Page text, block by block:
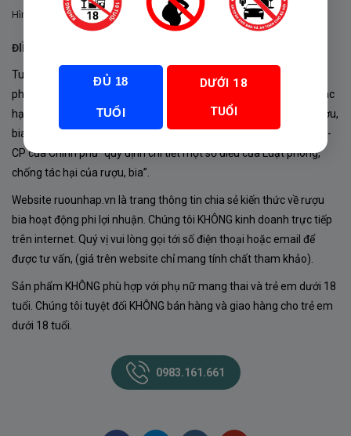
Hình thức thanh toán
ĐIỀU KHOẢN VÀ CHÍNH SÁCH
Tuân thủ Nghị định 105/2017/NĐ-CP ngày 14/9/2017 của Chính
phủ về sản xuất, kinh doanh rượu. Tuân thủ Luật “phòng chống tác
hại của rượu, bia” số 44/2019/QH14-Điều 16 về “điều kiện bán rượu,
bia theo hình thức thương mại điện tử”; Nghị định số 24/2020/NĐ-
CP của Chính phủ “quy định chi tiết một số điều của Luật phòng,
chống tác hại của rượu, bia”.
Website ruounhap.vn là trang thông tin chia sẻ kiến thức về rượu
bia hoạt động phi lợi nhuận. Chúng tôi KHÔNG kinh doanh trực tiếp
trên internet. Quý vị vui lòng gọi tới số điện thoại hoặc email để
được tư vấn, (giá trên website chỉ mang tính chất tham khảo).
Sản phẩm KHÔNG phù hợp với phụ nữ mang thai và trẻ em dưới 18
tuổi. Chúng tôi tuyệt đối KHÔNG bán hàng và giao hàng cho trẻ em
dưới 18 tuổi.
0983.161.661
ĐỦ 18
TUỔI
DƯỚI 18
TUỔI